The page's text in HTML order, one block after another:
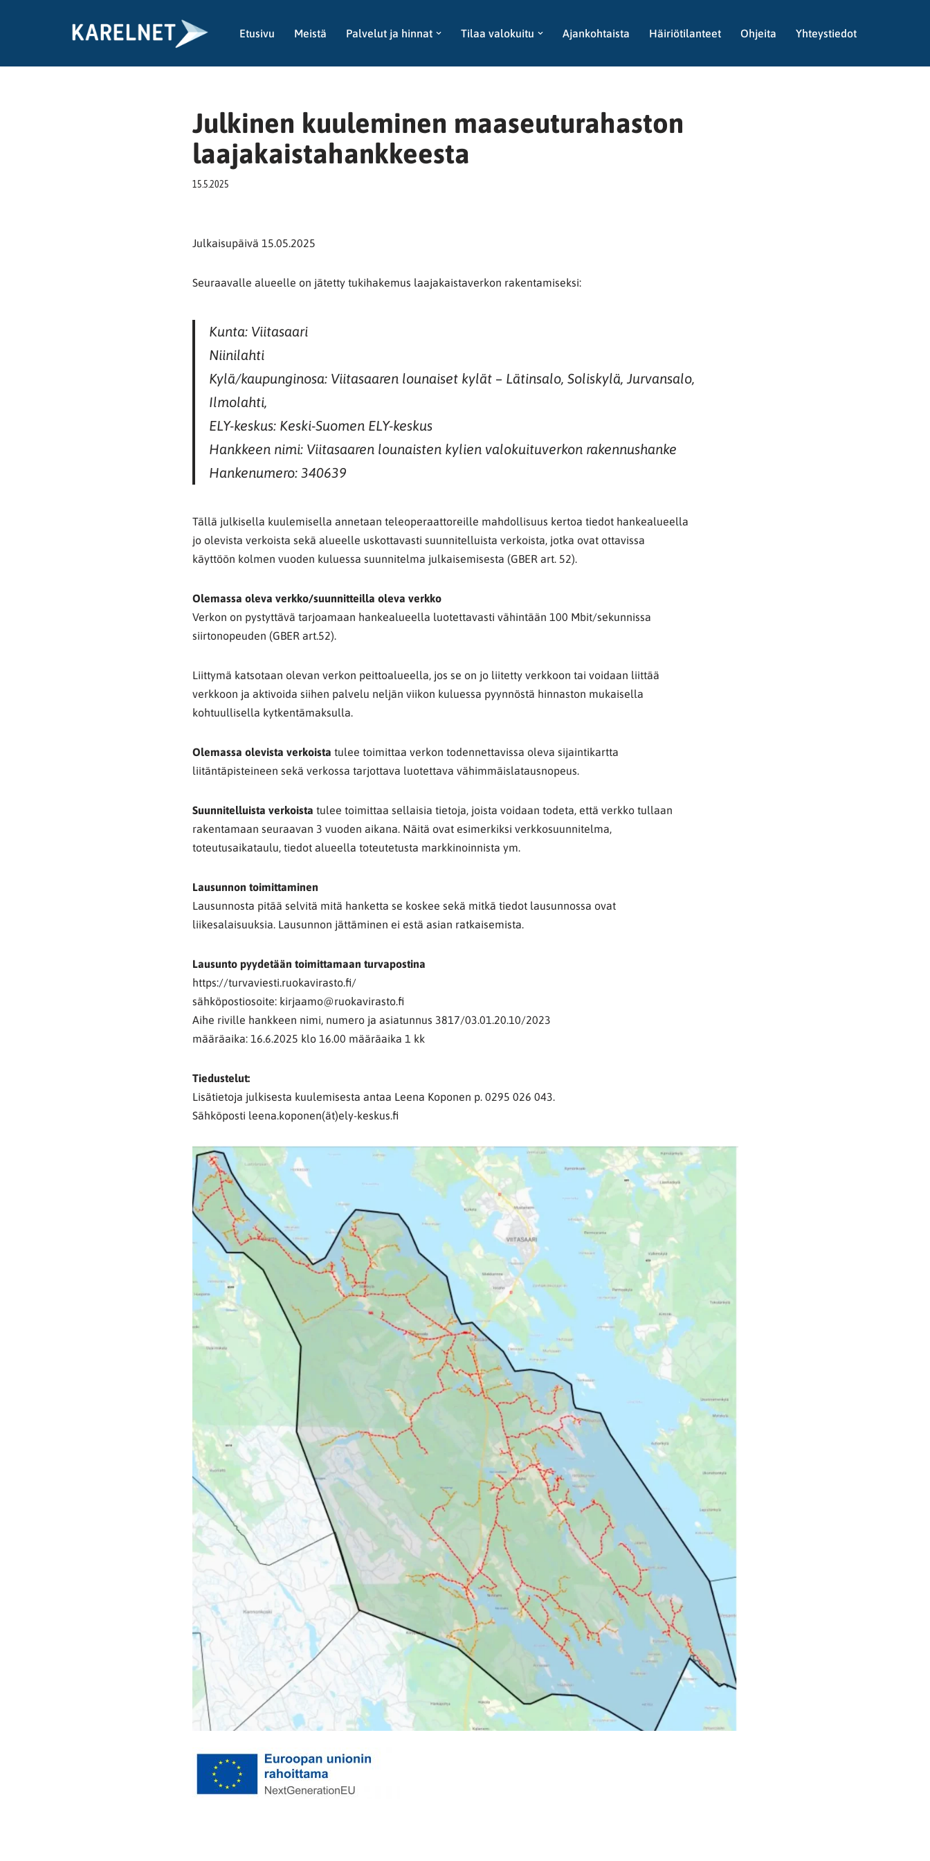
Etusivu Meistä Palvelut ja hinnat Tilaa valokuitu Ajankohtaista Häiriötilanteet Ohjeita Yhteystiedot
Julkinen kuuleminen maaseuturahaston
laajakaistahankkeesta
15.5.2025
Julkaisupäivä 15.05.2025
Seuraavalle alueelle on jätetty tukihakemus laajakaistaverkon rakentamiseksi:
Kunta: Viitasaari
Niinilahti
Kylä/kaupunginosa: Viitasaaren lounaiset kylät – Lätinsalo, Soliskylä, Jurvansalo,
Ilmolahti,
ELY-keskus: Keski-Suomen ELY-keskus
Hankkeen nimi: Viitasaaren lounaisten kylien valokuituverkon rakennushanke
Hankenumero: 340639
Tällä julkisella kuulemisella annetaan teleoperaattoreille mahdollisuus kertoa tiedot hankealueella
jo olevista verkoista sekä alueelle uskottavasti suunnitelluista verkoista, jotka ovat ottavissa
käyttöön kolmen vuoden kuluessa suunnitelma julkaisemisesta (GBER art. 52).
Olemassa oleva verkko/suunnitteilla oleva verkko
Verkon on pystyttävä tarjoamaan hankealueella luotettavasti vähintään 100 Mbit/sekunnissa
siirtonopeuden (GBER art.52).
Liittymä katsotaan olevan verkon peittoalueella, jos se on jo liitetty verkkoon tai voidaan liittää
verkkoon ja aktivoida siihen palvelu neljän viikon kuluessa pyynnöstä hinnaston mukaisella
kohtuullisella kytkentämaksulla.
Olemassa olevista verkoista tulee toimittaa verkon todennettavissa oleva sijaintikartta
liitäntäpisteineen sekä verkossa tarjottava luotettava vähimmäislatausnopeus.
Suunnitelluista verkoista tulee toimittaa sellaisia tietoja, joista voidaan todeta, että verkko tullaan
rakentamaan seuraavan 3 vuoden aikana. Näitä ovat esimerkiksi verkkosuunnitelma,
toteutusaikataulu, tiedot alueella toteutetusta markkinoinnista ym.
Lausunnon toimittaminen
Lausunnosta pitää selvitä mitä hanketta se koskee sekä mitkä tiedot lausunnossa ovat
liikesalaisuuksia. Lausunnon jättäminen ei estä asian ratkaisemista.
Lausunto pyydetään toimittamaan turvapostina
https://turvaviesti.ruokavirasto.fi/
sähköpostiosoite: kirjaamo@ruokavirasto.fi
Aihe riville hankkeen nimi, numero ja asiatunnus 3817/03.01.20.10/2023
määräaika: 16.6.2025 klo 16.00 määräaika 1 kk
Tiedustelut:
Lisätietoja julkisesta kuulemisesta antaa Leena Koponen p. 0295 026 043.
Sähköposti leena.koponen(ät)ely-keskus.fi